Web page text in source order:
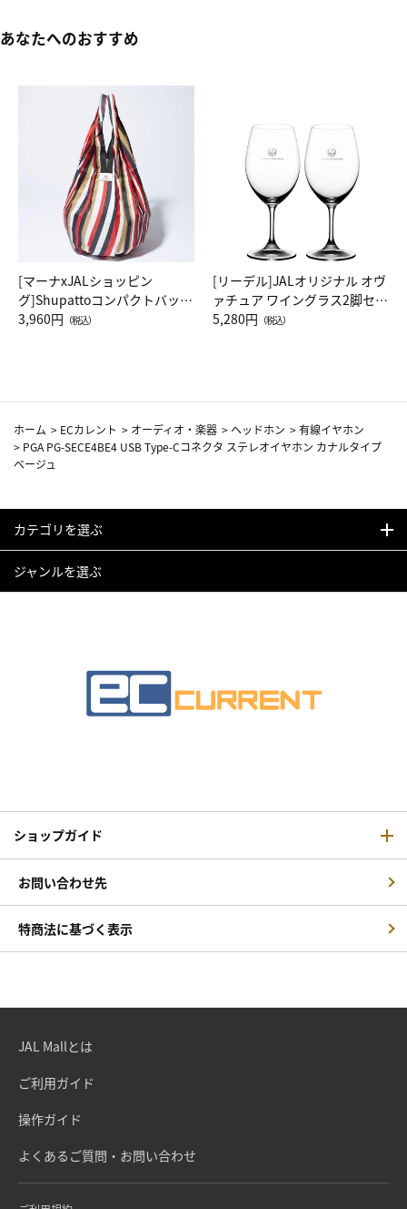
あなたへのおすすめ
[マーナxJALショッピン
グ]Shupattoコンパクトバッグ
Drop JAL客室乗務員（LC）ス
3,960円 （税込）
[リーデル]JALオリジナル オヴ
ァチュア ワイングラス2脚セッ
ト（レッドワイン）
5,280円 （税込）
ホーム > ECカレント > オーディオ・楽器 > ヘッドホン >有線イヤホン
> PGA PG-SECE4BE4 USB Type-Cコネクタ ステレオイヤホン カナルタイプ
ベージュ
カテゴリを選ぶ
ジャンルを選ぶ
ショップガイド
お問い合わせ先
特商法に基づく表示
JAL Mallとは
ご利用ガイド
操作ガイド
よくあるご質問・お問い合わせ